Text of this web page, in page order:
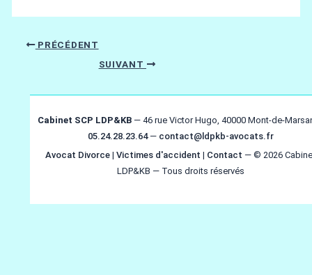
PRÉCÉDENT
SUIVANT
Cabinet SCP LDP&KB— 46 rue Victor Hugo, 40000 Mont-de-
05.24.28.23.64— contact@ldpkb-avocats.fr
Avocat Divorce | Victimes d'accident | Contact — © 2026
LDP&KB — Tous droits réservés